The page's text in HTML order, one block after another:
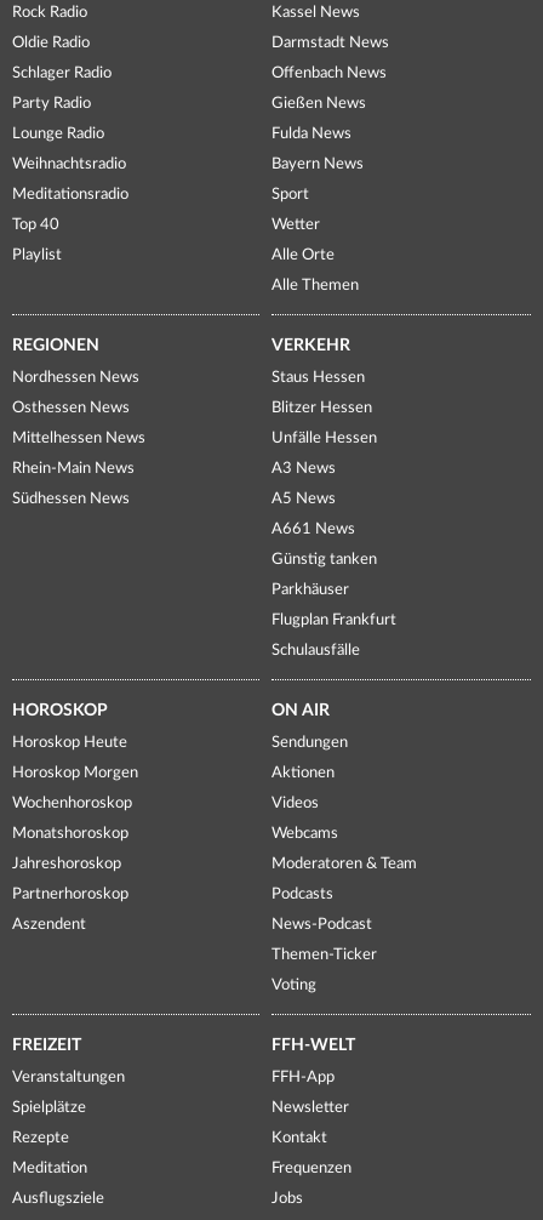
Rock Radio
Oldie Radio
Schlager Radio
Party Radio
Lounge Radio
Weihnachtsradio
Meditationsradio
Top 40
Playlist
Kassel News
Darmstadt News
Offenbach News
Gießen News
Fulda News
Bayern News
Sport
Wetter
Alle Orte
Alle Themen
REGIONEN
Nordhessen News
Osthessen News
Mittelhessen News
Rhein-Main News
Südhessen News
VERKEHR
Staus Hessen
Blitzer Hessen
Unfälle Hessen
A3 News
A5 News
A661 News
Günstig tanken
Parkhäuser
Flugplan Frankfurt
Schulausfälle
HOROSKOP
Horoskop Heute
Horoskop Morgen
Wochenhoroskop
Monatshoroskop
Jahreshoroskop
Partnerhoroskop
Aszendent
ON AIR
Sendungen
Aktionen
Videos
Webcams
Moderatoren & Team
Podcasts
News-Podcast
Themen-Ticker
Voting
FREIZEIT
Veranstaltungen
Spielplätze
Rezepte
Meditation
Ausflugsziele
FFH-WELT
FFH-App
Newsletter
Kontakt
Frequenzen
Jobs